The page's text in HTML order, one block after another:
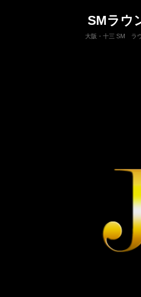
SMラウ
大阪・十三 SM ラ